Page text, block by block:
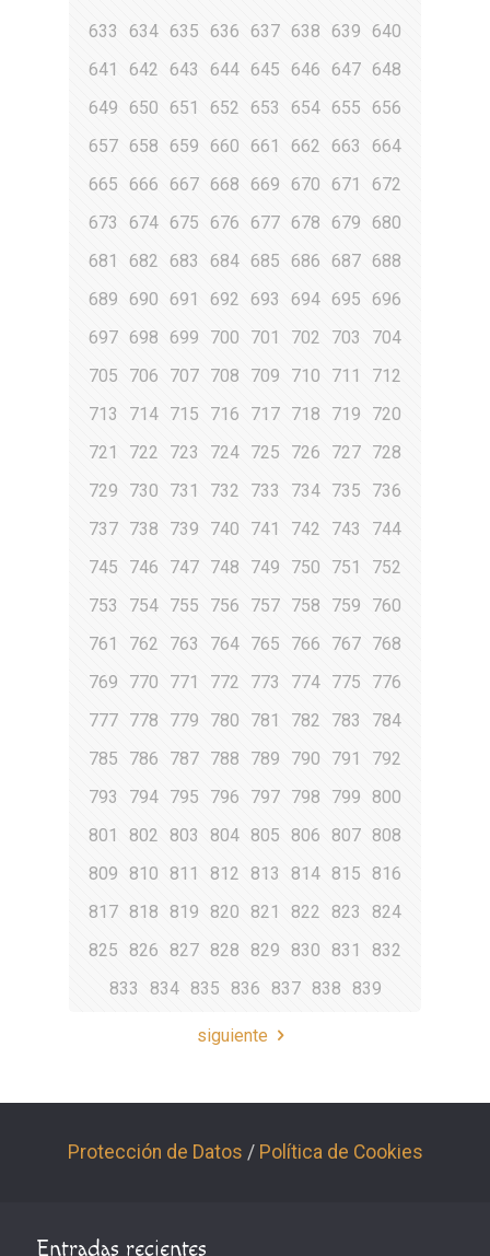
633
634 635 636 637 638 639 640
641
642 643 644 645 646 647 648
649
650 651 652 653 654 655 656
657 658 659 660 661 662 663
664
665
666 667 668 669 670 671
672
673
674 675 676 677 678 679
680
681
682 683 684 685 686 687 688
689
690 691 692 693 694 695
696
697 698 699 700 701 702 703
704
705
706 707 708 709 710 711
712
713
714 715 716 717 718 719
720
721
722 723 724 725 726 727 728
729
730 731 732 733 734 735
736
737 738 739 740 741 742 743
744
745
746 747 748 749 750 751
752
753
754 755 756 757 758 759
760
761
762 763 764 765 766 767 768
769
770 771 772 773 774 775
776
777 778 779 780 781 782 783
784
785
786 787 788 789 790 791
792
793
794 795 796 797 798 799
800
801
802 803 804 805 806 807 808
809
810 811 812 813 814 815
816
817 818 819 820 821 822 823
824
825
826 827 828 829 830 831
832
833
834 835 836 837 838 839
siguiente
Protección de Datos / Política de Cookies
Entradas recientes